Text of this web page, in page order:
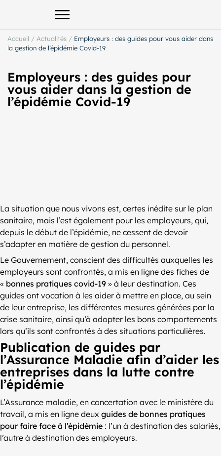
Afficher le menu principal
Accueil / Actualités / Employeurs : des guides pour vous aider dans
la gestion de l’épidémie Covid-19
Employeurs : des guides pour
vous aider dans la gestion de
l’épidémie Covid-19
La situation que nous vivons est, certes inédite sur le plan
sanitaire, mais l’est également pour les employeurs, qui,
depuis le début de l’épidémie, ne cessent de devoir
s’adapter en matière de gestion du personnel.
Le Gouvernement, conscient des difficultés auxquelles les
employeurs sont confrontés, a mis en ligne des fiches de
« bonnes pratiques covid-19 » à leur destination. Ces
guides ont vocation à les aider à mettre en place, au sein
de leur entreprise, les différentes mesures générées par la
crise sanitaire, ainsi qu’à adopter les bons comportements
lors qu’ils sont confrontés à des situations particulières.
Publication de guides par
l’Assurance Maladie afin d’aider les
entreprises dans la lutte contre
l’épidémie
L’Assurance maladie, en concertation avec le ministère du
travail, a mis en ligne deux guides de bonnes pratiques
pour faire face à l’épidémie : l’un à destination des salariés,
l’autre à destination des employeurs.